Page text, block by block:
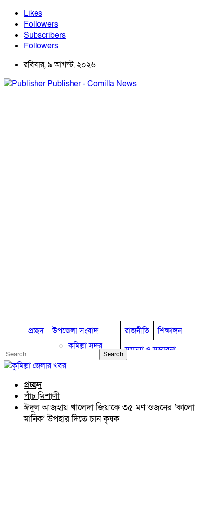
Likes
Followers
Subscribers
Followers
রবিবার, ৯ আগস্ট, ২০২৬
Publisher - Comilla News
প্রচ্ছদ
উপজেলা সংবাদ
কুমিল্লা সদর
কুমিল্লা সদর দক্ষিণ
নাঙ্গলকোট
মনোহরগঞ্জ
রাজনীতি
শিক্ষাঙ্গন
সমস্যা ও সম্ভাবনা
অন্যান্য
প্রচ্ছদ
পাঁচ মিশালী
ঈদুল আজহায় খালেদা জিয়াকে ৩৫ মণ ওজনের ‘কালো
মানিক’ উপহার দিতে চান কৃষক